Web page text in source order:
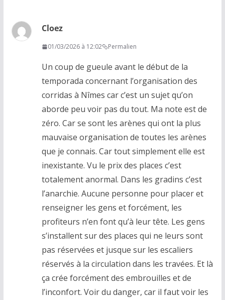
Cloez
01/03/2026 à 12:02 Permalien
Un coup de gueule avant le début de la
temporada concernant l’organisation des
corridas à Nîmes car c’est un sujet qu’on
aborde peu voir pas du tout. Ma note est de
zéro. Car se sont les arènes qui ont la plus
mauvaise organisation de toutes les arènes
que je connais. Car tout simplement elle est
inexistante. Vu le prix des places c’est
totalement anormal. Dans les gradins c’est
l’anarchie. Aucune personne pour placer et
renseigner les gens et forcément, les
profiteurs n’en font qu’à leur tête. Les gens
s’installent sur des places qui ne leurs sont
pas réservées et jusque sur les escaliers
réservés à la circulation dans les travées. Et là
ça crée forcément des embrouilles et de
l’inconfort. Voir du danger, car il faut voir les